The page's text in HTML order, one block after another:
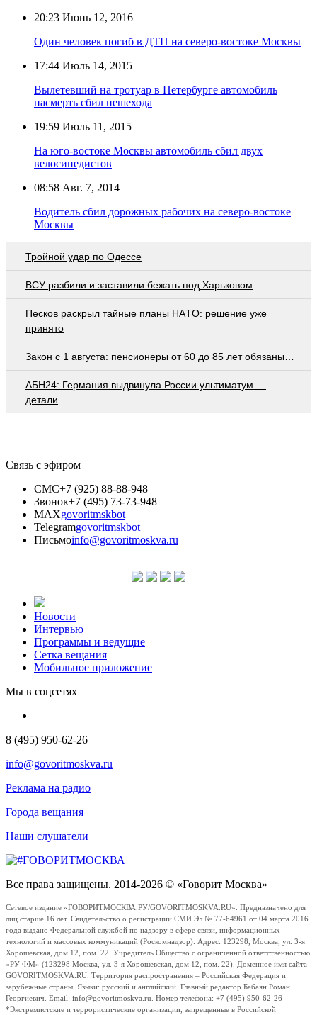
20:23 Июнь 12, 2016
Один человек погиб в ДТП на северо-востоке Москвы
17:44 Июль 14, 2015
Вылетевший на тротуар в Петербурге автомобиль
насмерть сбил пешехода
19:59 Июль 11, 2015
На юго-востоке Москвы автомобиль сбил двух
велосипедистов
08:58 Авг. 7, 2014
Водитель сбил дорожных рабочих на северо-востоке
Москвы
Тройной удар по Одессe
ВСУ разбили и заставили бежать под Харьковом
Пecкoв рacкрыл тaйныe плaны НAТO: рeшeниe ужe
принятo
Закон с 1 августа: пенсионеры от 60 до 85 лет обязаны…
АБН24: Германия выдвинула России ультиматум —
детали
Связь с эфиром
СМС+7 (925) 88-88-948
Звонок+7 (495) 73-73-948
MAXgovoritmskbot
Telegramgovoritmskbot
Письмоinfo@govoritmoskva.ru
Новости
Интервью
Программы и ведущие
Сетка вещания
Мобильное приложение
Мы в соцсетях
8 (495) 950-62-26
info@govoritmoskva.ru
Реклама на радио
Города вещания
Наши слушатели
Все права защищены. 2014-2026 © «Говорит Москва»
Сетевое издание «ГОВОРИТМОСКВА.РУ/GOVORITMOSKVA.RU». Предназначено для
лиц старше 16 лет. Свидетельство о регистрации СМИ Эл № 77-64961 от 04 марта 2016
года выдано Федеральной службой по надзору в сфере связи, информационных
технологий и массовых коммуникаций (Роскомнадзор). Адрес: 123298, Москва, ул. 3-я
Хорошевская, дом 12, пом. 22. Учредитель Общество с ограниченной ответственностью
«РУ ФМ» (123298 Москва, ул. 3-я Хорошевская, дом 12, пом. 22). Доменное имя сайта
GOVORITMOSKVA.RU. Территория распространения – Российская Федерация и
зарубежные страны. Языки: русский и английский. Главный редактор Бабаян Роман
Георгиевич. Email: info@govoritmoskva.ru. Номер телефона: +7 (495) 950-62-26
*Экстремистские и террористические организации, запрещенные в Российской